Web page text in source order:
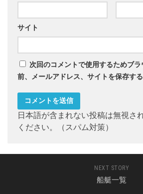
サイト
次回のコメントで使用するためブ
前、メールアドレス、サイトを保存する
日本語が含まれない投稿は無視さ
ください。（スパム対策）
NEXT STORY
船艇一覧